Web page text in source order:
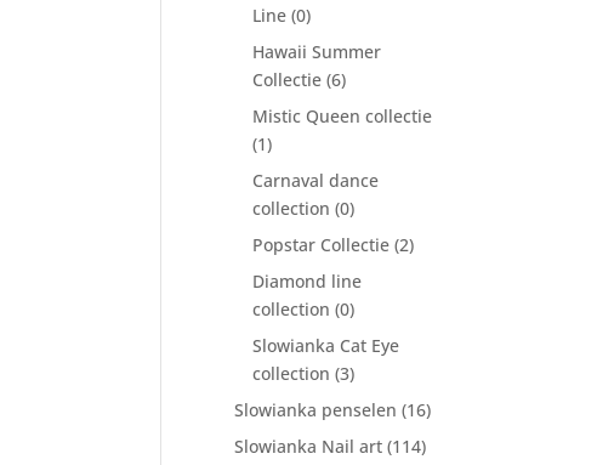
Line (0)
Hawaii Summer
Collectie (6)
Mistic Queen collectie
(1)
Carnaval dance
collection (0)
Popstar Collectie (2)
Diamond line
collection (0)
Slowianka Cat Eye
collection (3)
Slowianka penselen (16)
Slowianka Nail art (114)